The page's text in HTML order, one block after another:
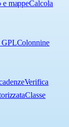
e mappeCalcola
Colonnine
Verifica
Classe